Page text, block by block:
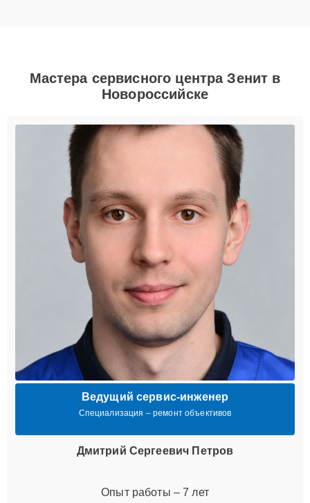
Мастера сервисного центра Зенит в
Новороссийске
Ведущий сервис-инженер
Специализация – ремонт объективов
Дмитрий Сергеевич Петров
Опыт работы – 7 лет